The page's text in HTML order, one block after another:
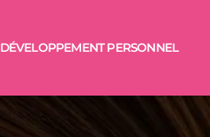
DÉVELOPPEMENT PERSONNEL